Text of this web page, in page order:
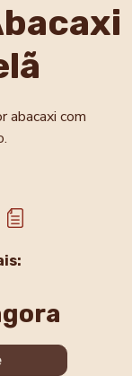
abacaxi com